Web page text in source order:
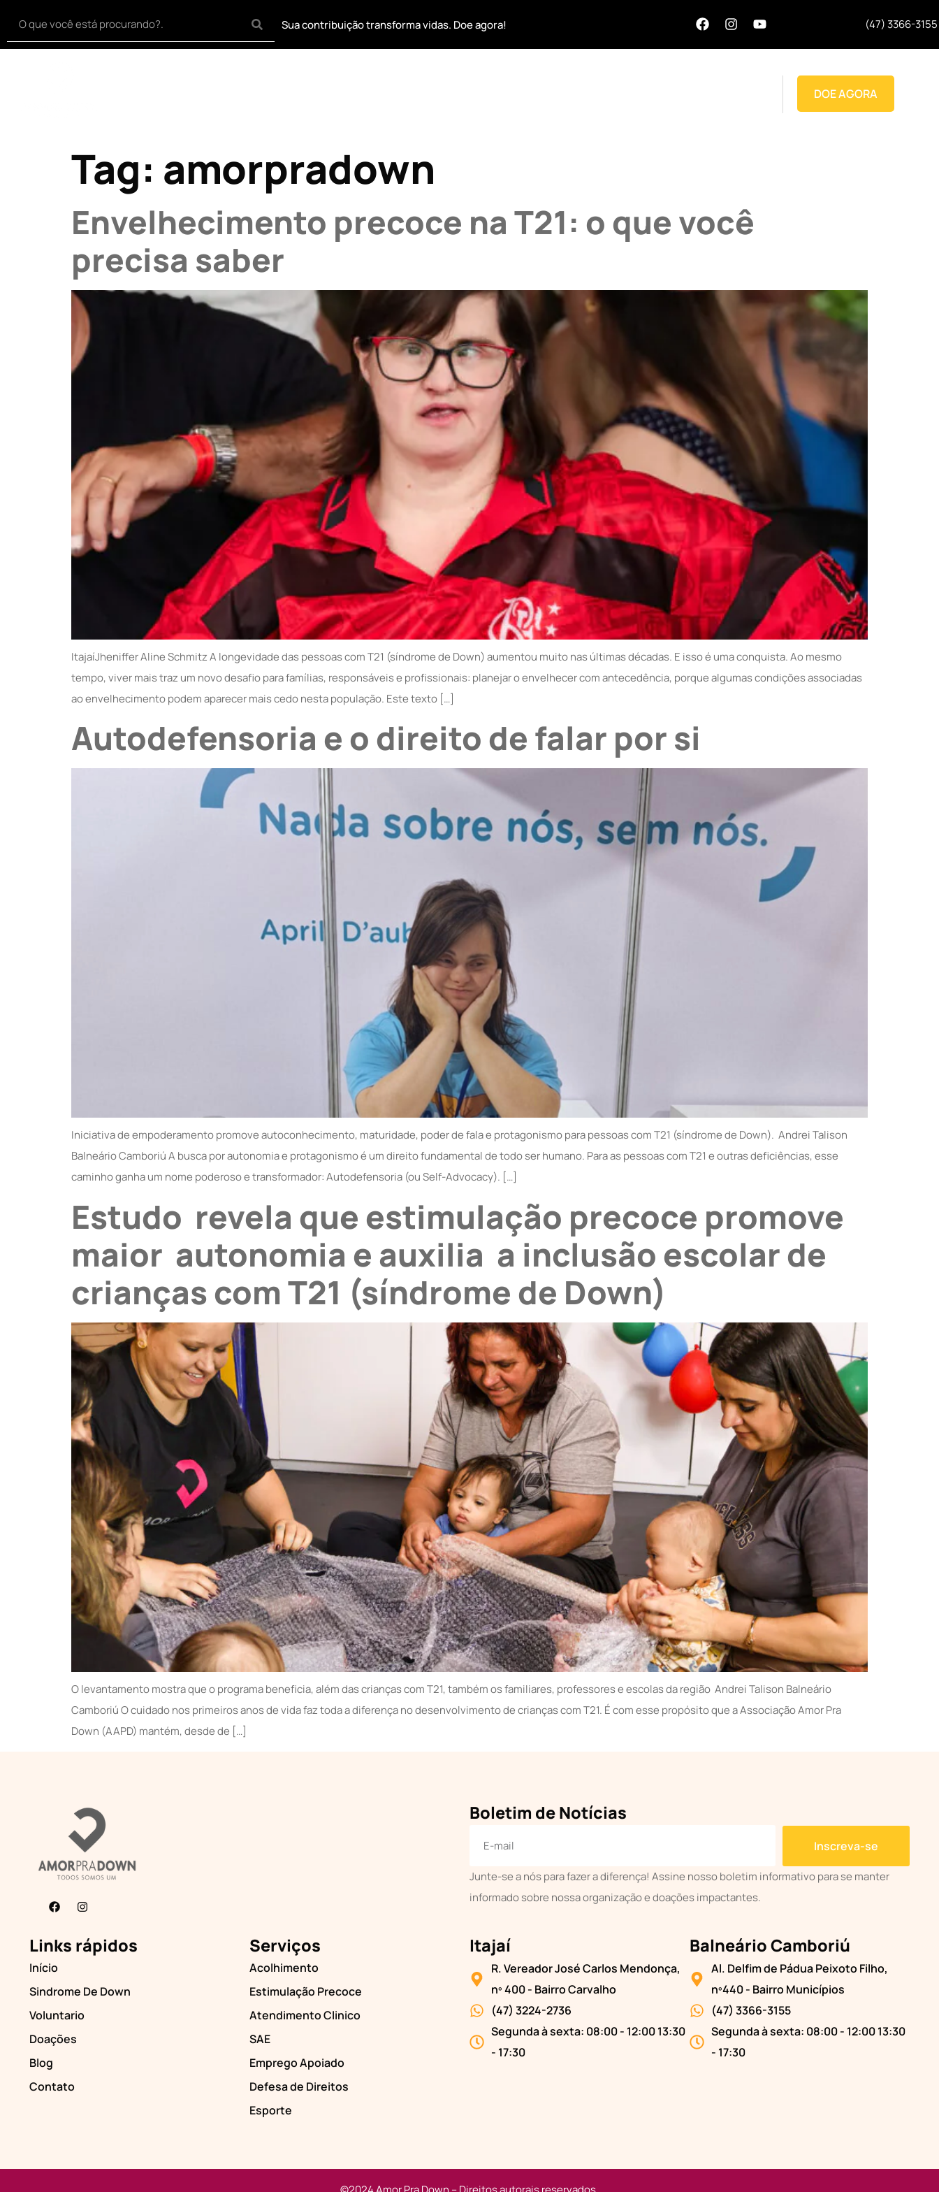
Sua contribuição transforma vidas. Doe agora! (47) 3366-3155
DOE AGORA
Tag: amorpradown
Envelhecimento precoce na T21: o que você
precisa saber
ItajaíJheniffer Aline Schmitz A longevidade das pessoas com T21 (síndrome de Down) aumentou muito nas últimas décadas. E isso é uma conquista. Ao mesmo
tempo, viver mais traz um novo desafio para famílias, responsáveis e profissionais: planejar o envelhecer com antecedência, porque algumas condições associadas
ao envelhecimento podem aparecer mais cedo nesta população. Este texto […]
Autodefensoria e o direito de falar por si
Iniciativa de empoderamento promove autoconhecimento, maturidade, poder de fala e protagonismo para pessoas com T21 (síndrome de Down). Andrei Talison
Balneário Camboriú A busca por autonomia e protagonismo é um direito fundamental de todo ser humano. Para as pessoas com T21 e outras deficiências, esse
caminho ganha um nome poderoso e transformador: Autodefensoria (ou Self-Advocacy). […]
Estudo revela que estimulação precoce promove
maior autonomia e auxilia a inclusão escolar de
crianças com T21 (síndrome de Down)
O levantamento mostra que o programa beneficia, além das crianças com T21, também os familiares, professores e escolas da região Andrei Talison Balneário
Camboriú O cuidado nos primeiros anos de vida faz toda a diferença no desenvolvimento de crianças com T21. É com esse propósito que a Associação Amor Pra
Down (AAPD) mantém, desde de […]
Boletim de Notícias
Inscreva-se
Junte-se a nós para fazer a diferença! Assine nosso boletim informativo para se manter
informado sobre nossa organização e doações impactantes.
Links rápidos
Início
Sindrome De Down
Voluntario
Doações
Blog
Contato
Serviços
Acolhimento
Estimulação Precoce
Atendimento Clinico
SAE
Emprego Apoiado
Defesa de Direitos
Esporte
Itajaí
R. Vereador José Carlos Mendonça,
nº 400 - Bairro Carvalho
(47) 3224-2736
Segunda à sexta: 08:00 - 12:00 13:30
- 17:30
Balneário Camboriú
Al. Delfim de Pádua Peixoto Filho,
nº440 - Bairro Municípios
(47) 3366-3155
Segunda à sexta: 08:00 - 12:00 13:30
- 17:30